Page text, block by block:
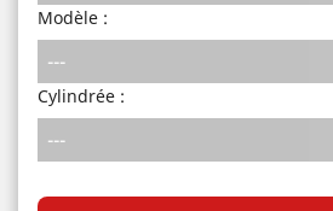
Modèle :
Cylindrée :